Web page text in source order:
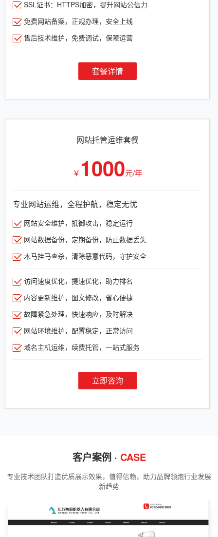
SSL证书：HTTPS加密，提升网站公信力
免费网站备案，正规办理，安全上线
售后技术维护，免费调试，保障运营
套餐详情
网站托管运维套餐
￥ 1000元/年
专业网站运维，全程护航，稳定无忧
网站安全维护，抵御攻击，稳定运行
网站数据备份，定期备份，防止数据丢失
木马挂马查杀，清除恶意代码，守护安全
访问速度优化，提速优化，助力排名
内容更新维护，图文修改，省心便捷
故障紧急处理，快速响应，及时解决
网站环境维护，配置稳定，正常访问
域名主机运维，续费托管，一站式服务
立即咨询
客户案例 · CASE
专业技术团队打造优质展示效果，值得信赖，助力品牌领跑行业发展
新趋势